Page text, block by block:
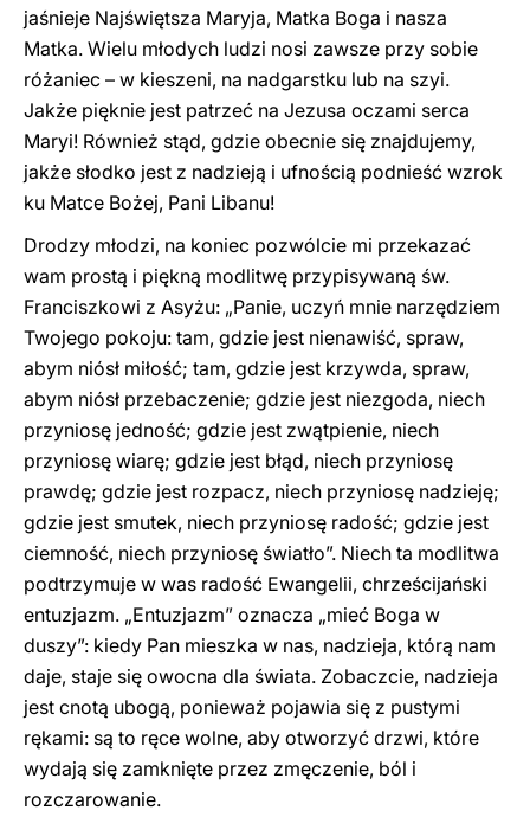
jaśnieje Najświętsza Maryja, Matka Boga i nasza
Matka. Wielu młodych ludzi nosi zawsze przy sobie
różaniec – w kieszeni, na nadgarstku lub na szyi.
Jakże pięknie jest patrzeć na Jezusa oczami serca
Maryi! Również stąd, gdzie obecnie się znajdujemy,
jakże słodko jest z nadzieją i ufnością podnieść wzrok
ku Matce Bożej, Pani Libanu!
Drodzy młodzi, na koniec pozwólcie mi przekazać
wam prostą i piękną modlitwę przypisywaną św.
Franciszkowi z Asyżu: „Panie, uczyń mnie narzędziem
Twojego pokoju: tam, gdzie jest nienawiść, spraw,
abym niósł miłość; tam, gdzie jest krzywda, spraw,
abym niósł przebaczenie; gdzie jest niezgoda, niech
przyniosę jedność; gdzie jest zwątpienie, niech
przyniosę wiarę; gdzie jest błąd, niech przyniosę
prawdę; gdzie jest rozpacz, niech przyniosę nadzieję;
gdzie jest smutek, niech przyniosę radość; gdzie jest
ciemność, niech przyniosę światło”. Niech ta modlitwa
podtrzymuje w was radość Ewangelii, chrześcijański
entuzjazm. „Entuzjazm” oznacza „mieć Boga w
duszy”: kiedy Pan mieszka w nas, nadzieja, którą nam
daje, staje się owocna dla świata. Zobaczcie, nadzieja
jest cnotą ubogą, ponieważ pojawia się z pustymi
rękami: są to ręce wolne, aby otworzyć drzwi, które
wydają się zamknięte przez zmęczenie, ból i
rozczarowanie.